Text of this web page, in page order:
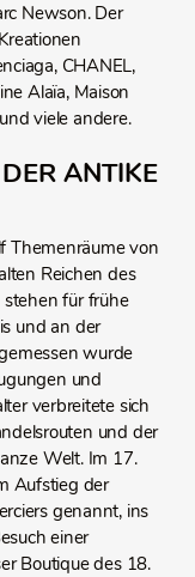
Newson. Der
CHANEL,
Alaïa, Maison
viele andere.
ANTIKE
Themenräume von
Reichen des
für frühe
und an der
wurde
und
verbreitete sich
und der
Welt. Im 17.
Aufstieg der
genannt, ins
einer
Boutique des 18.